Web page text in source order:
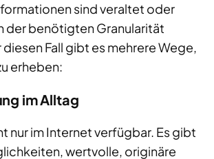
sind veraltet oder
der benötigten Granularität
diesen Fall gibt es mehrere Wege,
erheben:
im Alltag
nur im Internet verfügbar. Es gibt
wertvolle, originäre